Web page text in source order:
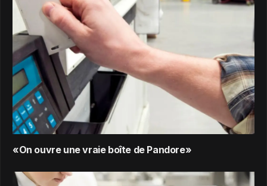
«On ouvre une vraie boîte de Pandore»